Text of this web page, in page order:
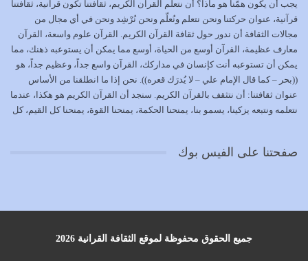
وَالْمُنْفِقِينَ…
يوليو 17, 2026
الاعتصام بحبل الله أمر إلهي للمؤمنين وهو بمثابة سبب بينهم
وبين الله يترتب عليه النصر…
يوليو 16, 2026
إما أن نحاول أن نكون من أولياء الله فيتم على أيدينا ضرب
يوليو 15, 2026
يجب أن يكون همّنا هو ماذا؟ أن نتعلم القرآن الكريم، ثقافتنا تكون قرآنية، ثقافتنا
قرآنية، عنوان حركتنا ونحن نتعلم ونُعلّم ونحن نُرْشِد ونحن في أي مجال من
مجالات الثقافة أن ندور حول ثقافة القرآن الكريم. القرآن علوم واسعة، القرآن
معارف عظيمة، القرآن أوسع من الحياة، أوسع مما يمكن أن يستوعبه ذهنك، مما
يمكن أن تستوعبه أنت كإنسان في مداركك، القرآن واسع جداً، وعظيم جداً، هو
((بحر – كما قال الإمام علي – لا يُدرَك قعره)). نحن إذا ما انطلقنا من الأساس
عنوان ثقافتنا: أن نتثقف بالقرآن الكريم. سنجد أن القرآن الكريم هو هكذا، عندما
نتعلمه ونتبعه يزكينا، يسمو بنا، يمنحنا الحكمة، يمنحنا القوة، يمنحنا كل القيم، كل
بمستوى أن نثقف الآخرين بالقرآن الكريم، وأن نتثقف بثقافة القرآن الكريم
رصات من الكتب، رصّات من الكتب في الحديث في التفسير في الفقه في فنون
أخرى، لكن كم تجد داخلها من ضلال، كم تجد أنها تنسف الإنسان أنه حتى لا يبقى
صفحتنا على الفيس بوك
جميع الحقوق محفوظة لموقع الثقافة القرانية 2026